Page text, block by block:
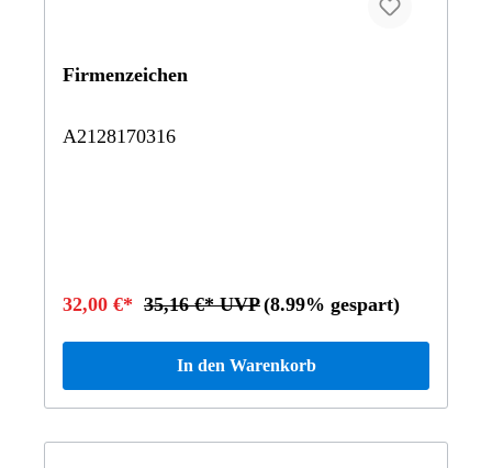
Firmenzeichen
A2128170316
32,00 €* 35,16 €* UVP(8.99% gespart)
In den Warenkorb